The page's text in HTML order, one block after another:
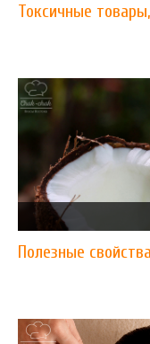
Токсичные
Полезные